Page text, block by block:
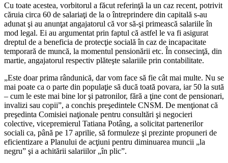
Cu toate acestea, vorbitorul a făcut referinţă la un caz recent, potrivit
căruia circa 60 de salari­aţi de la o întreprindere din ca­pitală s-au
adunat şi au anunţat angajatorul că vor să-şi primeas­că salariile în
mod legal. Ei au ar­gumentat prin faptul că astfel le va fi asigurat
dreptul de a benefi­cia de protecţie socială în caz de incapacitate
temporară de mun­că, la momentul pensionării etc. În consecinţă, din
martie, anga­jatorul respectiv plăteşte salariile prin contabilitate.
„Este doar prima rândunică, dar vom face să fie cât mai mul­te. Nu se
mai poate ca o parte din populaţie să ducă toată povara, iar 50 la sută
– cum le este mai bine lor şi patronilor, fără a ţine cont de pensionari,
invalizi sau copii”, a conchis preşedintele CNSM. De menţionat că
preşe­dinta Comisiei naţionale pentru consultări şi negocieri
colective, vicepremierul Tatiana Potâng, a solicitat partenerilor
sociali ca, până pe 17 aprilie, să formuleze şi prezinte propuneri de
eficien­tizare a Planului de acţiuni pen­tru diminuarea muncii „la
negru” şi a achitării salariilor „în plic”.